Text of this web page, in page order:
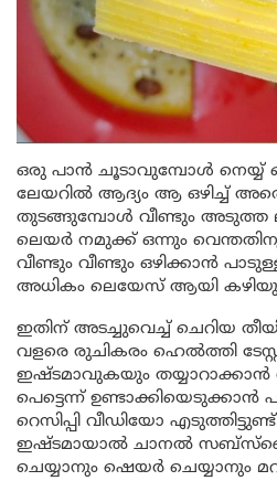
ഒരു പാൻ ചൂടാവുമ്പോൾ നെയ്യ്
ലേയറിൽ ആദ്യം ആ ഒഴിച്ച്
തുടങ്ങുമ്പോൾ വീണ്ടും
ലെയർ നമുക്ക് ഒന്നും
വീണ്ടും വീണ്ടും ഒഴിക്കാൻ
അധികം ലെയേസ് ആയി
ഇതിന് അടച്ചുവെച്ച് ചെറിയ
വളരെ രുചികരം ഹെൽത്തി
ഇഷ്ടമാവുകയും
പെട്ടെന്ന്
റെസിപ്പി വീഡിയോ
ഇഷ്ടമായാൽ ചാനൽ
ചെയ്യാനും ഷെയർ ചെയ്യാനും